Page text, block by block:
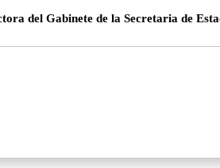
del Gabinete de la Secretaria de